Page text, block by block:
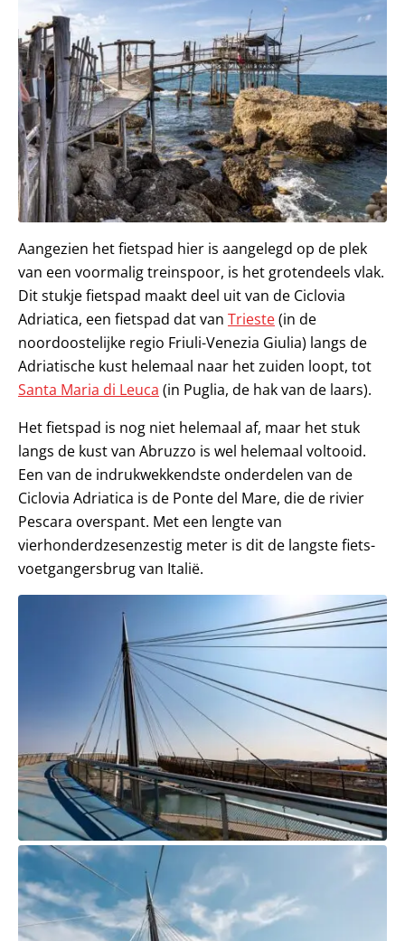
Aangezien het fietspad hier is aangelegd op de plek
van een voormalig treinspoor, is het grotendeels vlak.
Dit stukje fietspad maakt deel uit van de Ciclovia
Adriatica, een fietspad dat van Trieste(in de
noordoostelijke regio Friuli-Venezia Giulia) langs de
Adriatische kust helemaal naar het zuiden loopt, tot
Santa Maria di Leuca (in Puglia, de hak van de laars).
Het fietspad is nog niet helemaal af, maar het stuk
langs de kust van Abruzzo is wel helemaal voltooid.
Een van de indrukwekkendste onderdelen van de
Ciclovia Adriatica is de Ponte del Mare, die de rivier
Pescara overspant. Met een lengte van
vierhonderdzesenzestig meter is dit de langste fiets-
voetgangersbrug van Italië.